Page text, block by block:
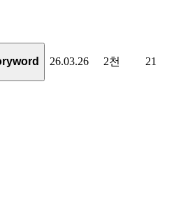
26.03.26 2천 21